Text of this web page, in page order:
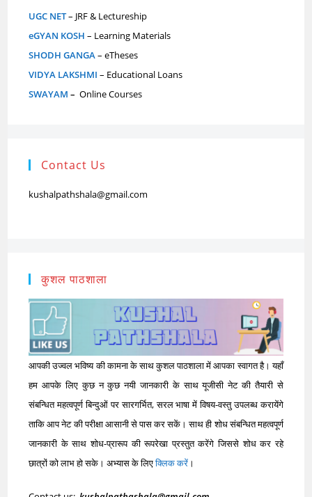
UGC NET– JRF & Lectureship
eGYAN KOSH – Learning Materials
SHODH GANGA– eTheses
VIDYA LAKSHMI – Educational Loans
SWAYAM – Online Courses
Contact Us
kushalpathshala@gmail.com
कुशल पाठशाला
आपकी उज्वल भविष्य की कामना के साथ कुशल पाठशाला में आपका स्वागत है। यहाँ
हम आपके लिए कुछ न कुछ नयी जानकारी के साथ यूजीसी नेट की तैयारी से
संबन्धित महत्वपूर्ण बिन्दुओं पर सारगर्भित, सरल भाषा में विषय-वस्तु उपलब्ध करायेंगे
ताकि आप नेट की परीक्षा आसानी से पास कर सकें। साथ ही शोध संबन्धित महत्वपूर्ण
जानकारी के साथ शोध-प्रारूप की रूपरेखा प्रस्तुत करेंगे जिससे शोध कर रहे
छात्रों को लाभ हो सके। अभ्यास के लिएक्लिक करें ।